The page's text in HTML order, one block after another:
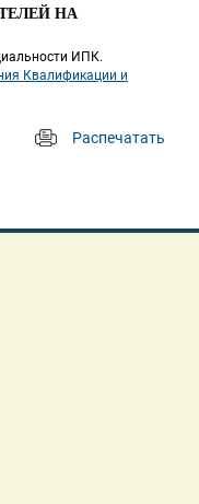
НА
ИПК.
Квалификации и
Распечатать